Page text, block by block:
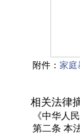
附件： 家庭
相关法律
《中华人
第二条 本